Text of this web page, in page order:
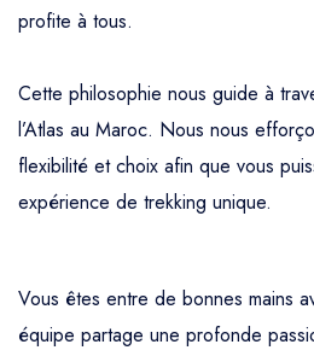
profite à tous.
Cette philosophie nous guide à
l’Atlas au Maroc. Nous nous
flexibilité et choix afin que vous
expérience de trekking unique.
Vous êtes entre de bonnes mains
équipe partage une profonde